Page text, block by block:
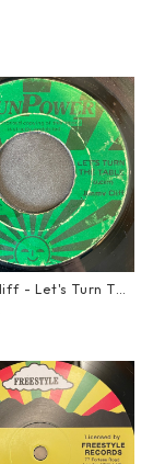
- Let's Turn The
】